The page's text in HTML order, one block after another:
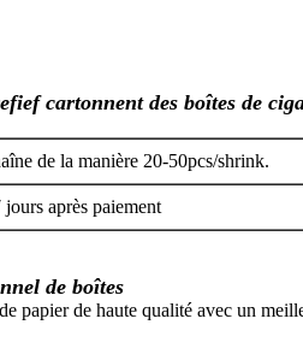
cartonnent des boîtes de
de la manière 20-50pcs/shrink.
après paiement
de boîtes
papier de haute qualité avec un